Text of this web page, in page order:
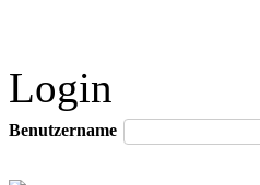
Login
Benutzername